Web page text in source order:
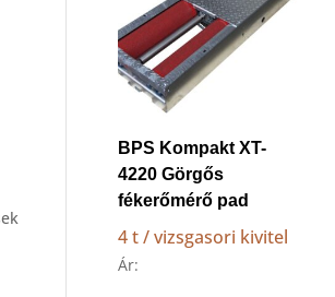
BPS Kompakt XT-
4220 Görgős
fékerőmérő pad
4 t / vizsgasori kivitel
Ár: